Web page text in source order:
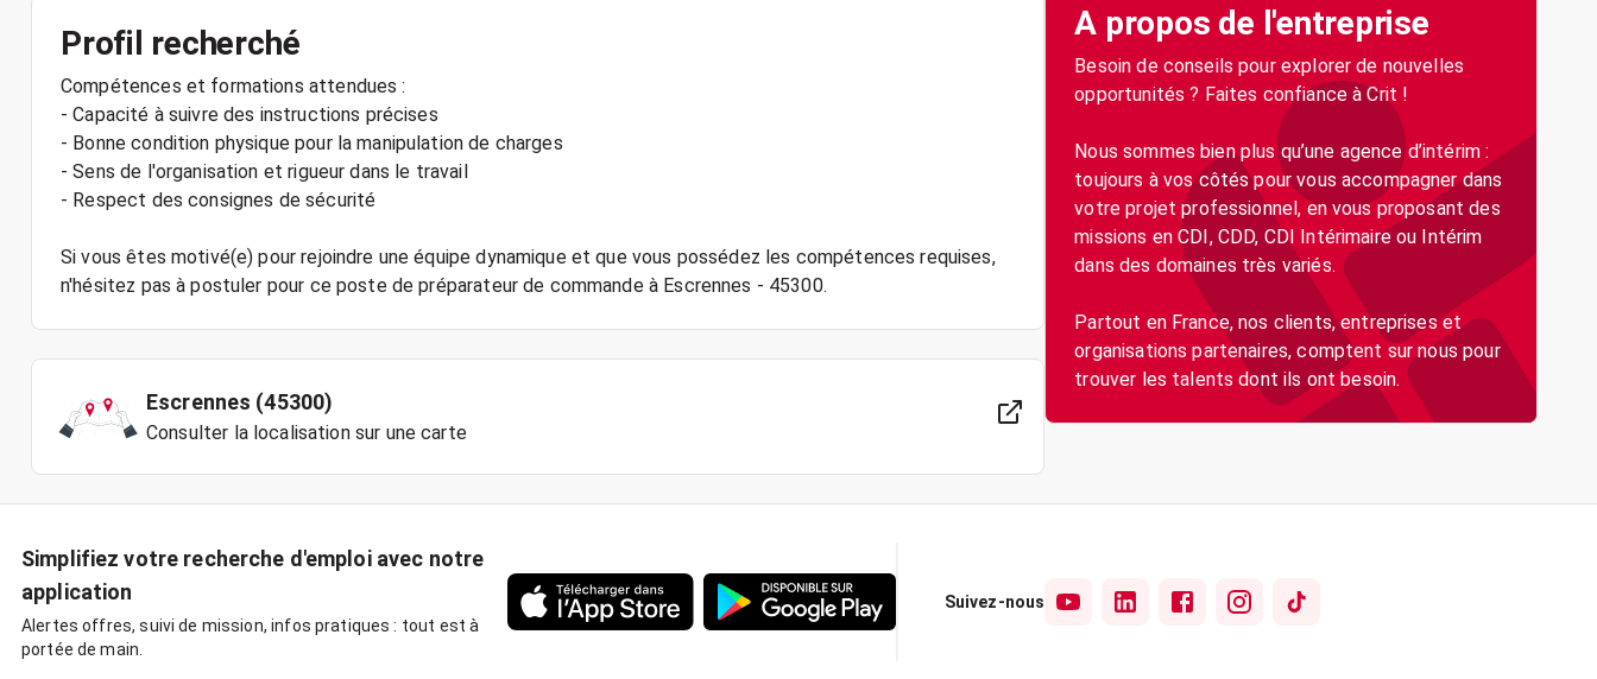
Profil recherché
Compétences et formations attendues :
- Capacité à suivre des instructions précises
- Bonne condition physique pour la manipulation de charges
- Sens de l'organisation et rigueur dans le travail
- Respect des consignes de sécurité
Si vous êtes motivé(e) pour rejoindre une équipe dynamique et que vous possédez les compétences requises,
n'hésitez pas à postuler pour ce poste de préparateur de commande à Escrennes - 45300.
Escrennes (45300)
Consulter la localisation sur une carte
A propos de l'entreprise
Besoin de conseils pour explorer de nouvelles
opportunités ? Faites confiance à Crit !
Nous sommes bien plus qu’une agence d’intérim :
toujours à vos côtés pour vous accompagner dans
votre projet professionnel, en vous proposant des
missions en CDI, CDD, CDI Intérimaire ou Intérim
dans des domaines très variés.
Partout en France, nos clients, entreprises et
organisations partenaires, comptent sur nous pour
trouver les talents dont ils ont besoin.
Simplifiez votre recherche d'emploi avec notre
application
Alertes offres, suivi de mission, infos pratiques : tout est à
portée de main.
Suivez-nous